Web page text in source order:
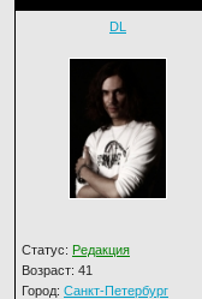
DL
Статус: Редакция
Возраст: 41
Город: Санкт-Петербург